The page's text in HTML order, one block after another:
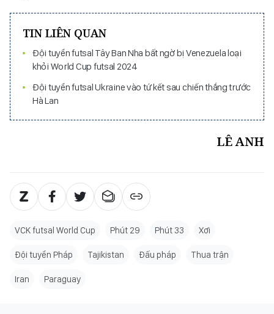
TIN LIÊN QUAN
Đội tuyển futsal Tây Ban Nha bất ngờ bị Venezuela loại
khỏi World Cup futsal 2024
Đội tuyển futsal Ukraine vào tứ kết sau chiến thắng trước
Hà Lan
LÊ ANH
VCK futsal World Cup Phút 29 Phút 33 Xơi
Đội tuyển Pháp Tajikistan Đấu pháp Thua trận
Iran Paraguay